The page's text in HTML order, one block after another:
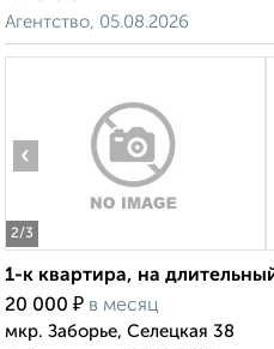
Агентство, 05.08.2026
2/3
‹
1-к квартира, на
20 000 ₽ в месяц
мкр. Заборье, Селецкая 38